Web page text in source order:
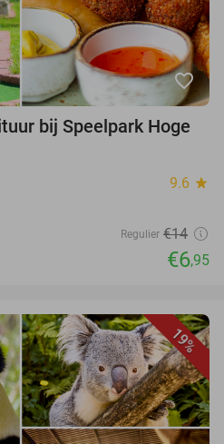
favorite_border
bij Speelpark Hoge
9.6 star
Regulier €14
€6,95
19%